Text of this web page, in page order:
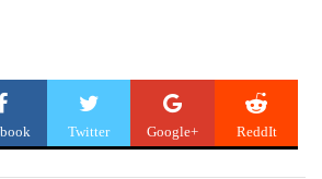
Twitter Google+ ReddIt